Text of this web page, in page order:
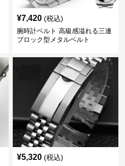
¥7,420 (税込)
腕時計ベルト 高級感溢れる三連
ブロック型メタルベルト
¥5,320 (税込)